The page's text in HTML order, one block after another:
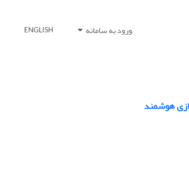
ورود به سامانه ENGLISH
هوشمند